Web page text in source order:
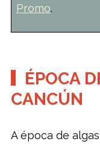
Promo.
ÉPOCA
CANCÚN
A época de